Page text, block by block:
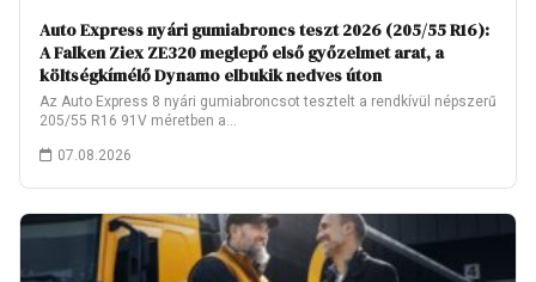
Auto Express nyári gumiabroncs teszt 2026 (205/55 R16):
A Falken Ziex ZE320 meglepő első győzelmet arat, a
költségkímélő Dynamo elbukik nedves úton
Az Auto Express 8 nyári gumiabroncsot tesztelt a rendkívül népszerű
205/55 R16 91V méretben a…
07.08.2026